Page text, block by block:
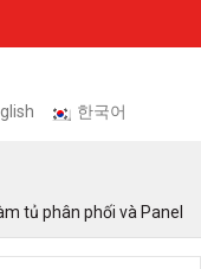
한국어
tủ phân phối và Panel